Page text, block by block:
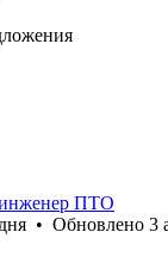
ПТО
• Обновлено 3